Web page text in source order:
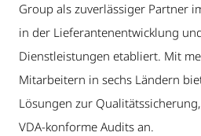
Group als zuverlässiger Partner
in der Lieferantenentwicklung
Dienstleistungen etabliert. Mit
Mitarbeitern in sechs Ländern
Lösungen zur
VDA-konforme Audits an.